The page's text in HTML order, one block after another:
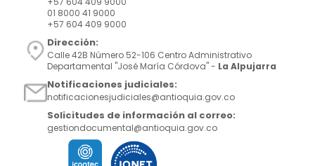
01 8000 41 9000
+57 604 409 9000
Dirección:
Calle 42B Número 52-106 Centro Administrativo
Departamental "José María Córdova" - La Alpujarra
Notificaciones judiciales:
notificacionesjudiciales@antioquia.gov.co
Solicitudes de información al correo:
gestiondocumental@antioquia.gov.co